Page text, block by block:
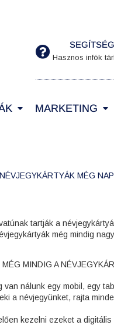
SEGÍTSÉG
Hasznos infók
MARKETING
MÉG
tartják a
még mindig
MINDIG A
van nálunk egy mobil, egy
a névjegyünket, rajta
kezelni ezeket a